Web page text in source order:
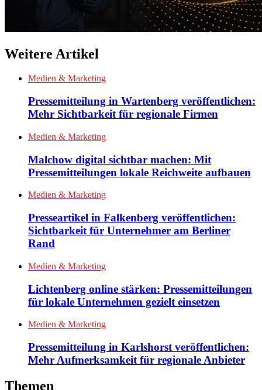
Weitere Artikel
Medien & Marketing
Pressemitteilung in Wartenberg veröffentlichen:
Mehr Sichtbarkeit für regionale Firmen
Medien & Marketing
Malchow digital sichtbar machen: Mit
Pressemitteilungen lokale Reichweite aufbauen
Medien & Marketing
Presseartikel in Falkenberg veröffentlichen:
Sichtbarkeit für Unternehmer am Berliner
Rand
Medien & Marketing
Lichtenberg online stärken: Pressemitteilungen
für lokale Unternehmen gezielt einsetzen
Medien & Marketing
Pressemitteilung in Karlshorst veröffentlichen:
Mehr Aufmerksamkeit für regionale Anbieter
Themen